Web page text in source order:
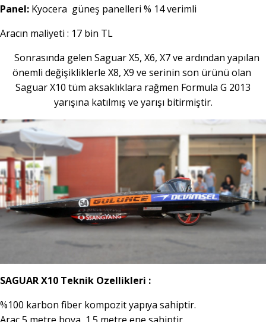
Panel: Kyocera güneş panelleri % 14 verimli
Aracın maliyeti : 17 bin TL
Sonrasında gelen Saguar X5, X6, X7 ve ardından yapılan
önemli değişikliklerle X8, X9 ve serinin son ürünü olan
Saguar X10 tüm aksaklıklara rağmen Formula G 2013
yarışına katılmış ve yarışı bitirmiştir.
SAGUAR X10 Teknik Ozellikleri :
%100 karbon fiber kompozit yapıya sahiptir.